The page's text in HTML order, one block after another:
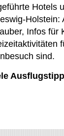
Hotels
Infos für
sind.